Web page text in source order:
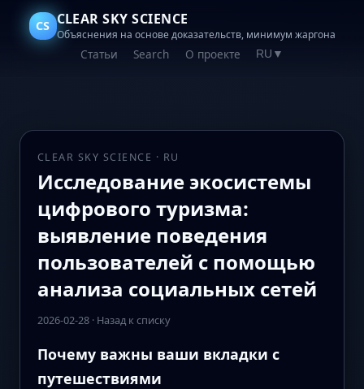
CS CLEAR SKY SCIENCE
Объяснения на основе доказательств, минимум жаргона
Статьи Search О проекте RU ▼
CLEAR SKY SCIENCE · RU
Исследование экосистемы
цифрового туризма:
выявление поведения
пользователей с помощью
анализа социальных сетей
2026-02-28· Назад к списку
Почему важны ваши вкладки с
путешествиями